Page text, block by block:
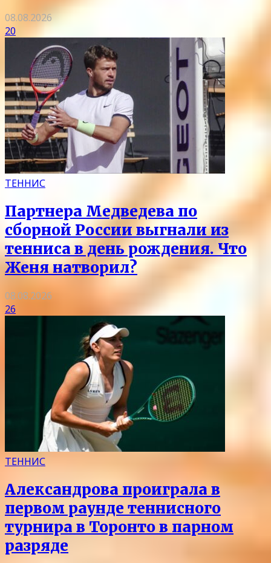
08.08.2026
20
ТЕННИС
Партнера Медведева по
сборной России выгнали из
тенниса в день рождения. Что
Женя натворил?
08.08.2026
26
ТЕННИС
Александрова проиграла в
первом раунде теннисного
турнира в Торонто в парном
разряде